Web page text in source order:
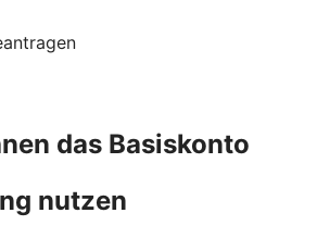
das Basiskonto
nutzen